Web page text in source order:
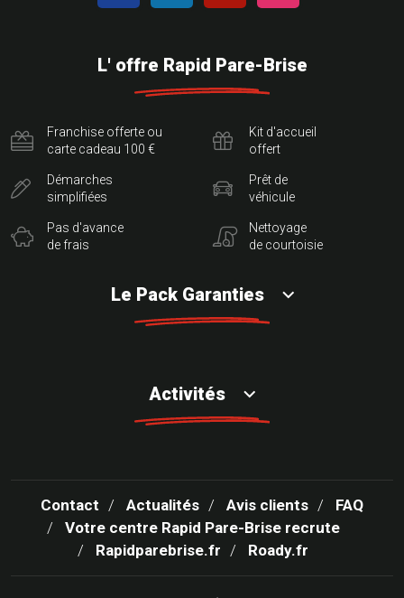
L' offre Rapid Pare-Brise
Franchise offerte ou
carte cadeau 100 €
Démarches
simplifiées
Pas d'avance
de frais
Kit d'accueil
offert
Prêt de
véhicule
Nettoyage
de courtoisie
Le Pack Garanties
Activités
Contact Actualités Avis clients
FAQ
Votre centre Rapid Pare-Brise recrute
Rapidparebrise.fr
Roady.fr